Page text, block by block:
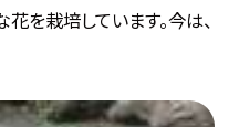
を栽培しています。今は、